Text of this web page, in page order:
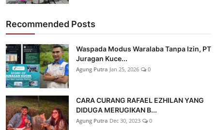
Recommended Posts
Waspada Modus Waralaba Tanpa Izin, PT
Juragan Kuce...
Agung Putra Jan 25, 2026 0
CARA CURANG RAFAEL EZHILAN YANG
DIDUGA MERUGIKAN B...
Agung Putra Dec 30, 2023 0